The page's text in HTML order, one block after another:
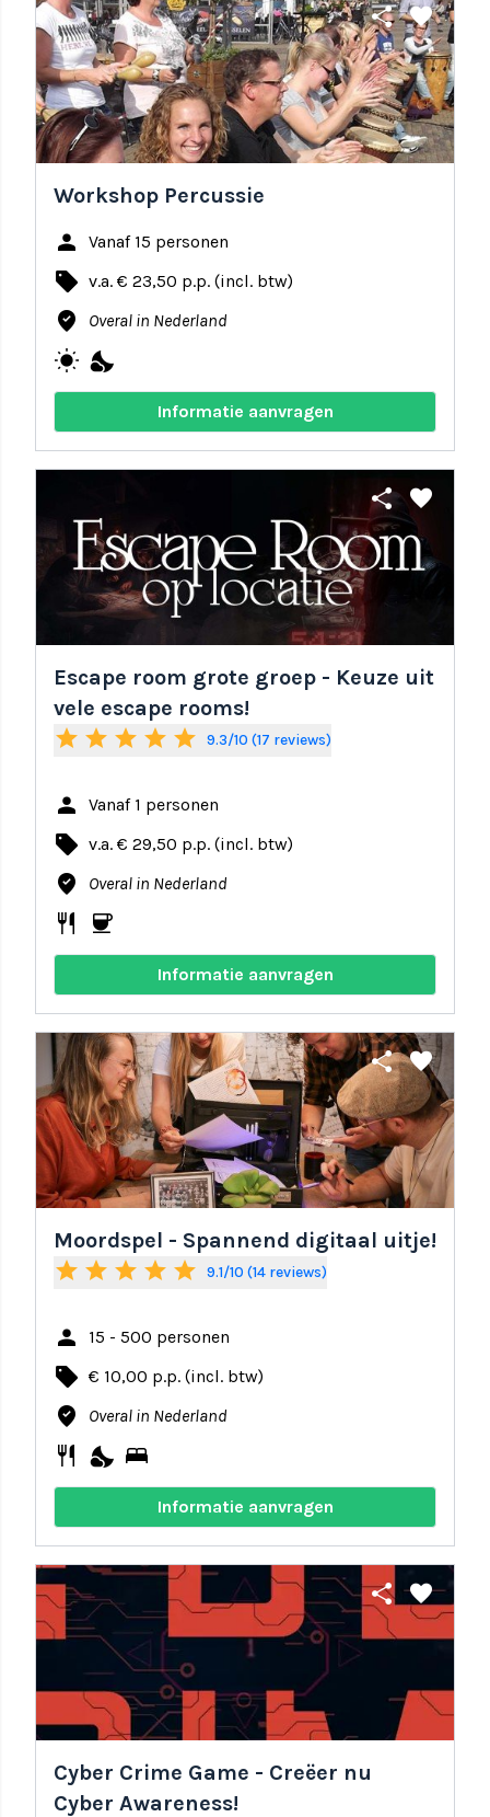
share favorite
Workshop Percussie
person Vanaf 15 personen
local_offer v.a. € 23,50 p.p. (incl. btw)
where_to_vote Overal in Nederland
wb_sunny nights_stay
Informatie aanvragen
share favorite
Escape room grote groep - Keuze uit
vele escape rooms!
star star star star star 9.3/10 (17 reviews)
person Vanaf 1 personen
local_offer v.a. € 29,50 p.p. (incl. btw)
where_to_vote Overal in Nederland
restaurant coffee
Informatie aanvragen
share favorite
Moordspel - Spannend digitaal uitje!
star star star star star 9.1/10 (14 reviews)
person 15 - 500 personen
local_offer € 10,00 p.p. (incl. btw)
where_to_vote Overal in Nederland
restaurant nights_stay bed
Informatie aanvragen
share favorite
Cyber Crime Game - Creëer nu
Cyber Awareness!